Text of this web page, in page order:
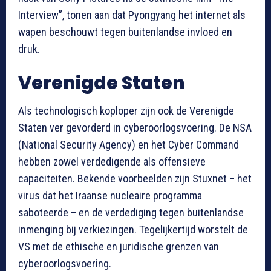
Interview”, tonen aan dat Pyongyang het internet als
wapen beschouwt tegen buitenlandse invloed en
druk.
Verenigde Staten
Als technologisch koploper zijn ook de Verenigde
Staten ver gevorderd in cyberoorlogsvoering. De NSA
(National Security Agency) en het Cyber Command
hebben zowel verdedigende als offensieve
capaciteiten. Bekende voorbeelden zijn Stuxnet – het
virus dat het Iraanse nucleaire programma
saboteerde – en de verdediging tegen buitenlandse
inmenging bij verkiezingen. Tegelijkertijd worstelt de
VS met de ethische en juridische grenzen van
cyberoorlogsvoering.